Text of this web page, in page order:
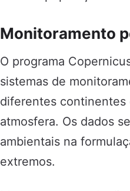
Monitoramento
O programa
sistemas de
diferentes continentes
atmosfera. Os dados
ambientais na
extremos.